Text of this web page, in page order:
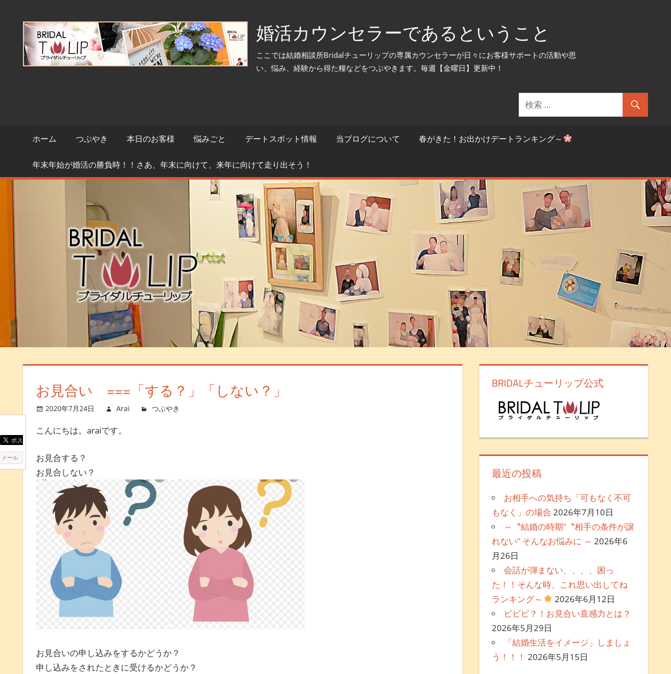
婚活カウンセラーであるということ
ここでは結婚相談所Bridalチューリップの専属カウンセラーが日々にお客様サポートの活動や思
い、悩み、経験から得た糧などをつぶやきます。毎週【金曜日】更新中！
ホーム つぶやき 本日のお客様 悩みごと デートスポット情報 当ブログについて 春がきた！お出かけデートランキング～
年末年始が婚活の勝負時！！さあ、年末に向けて、来年に向けて走り出そう！
お見合い ===「する？」「しない？」
2020年7月24日 Arai つぶやき
メール
こんにちは。araiです。
お見合する？
お見合しない？
お見合いの申し込みをするかどうか？
申し込みをされたときに受けるかどうか？
BRIDALチューリップ公式
最近の投稿
お相手への気持ち「可もなく不可
もなく」の場合 2026年7月10日
～〝結婚の時期″〝相手の条件が譲
れない″ そんなお悩みに ～ 2026年6
月26日
会話が弾まない、、、、困っ
た！！そんな時、これ思い出してね
ランキング～
2026年6月12日
ビビビ？！お見合い直感力とは？
2026年5月29日
「結婚生活をイメージ」しましょ
う！！！ 2026年5月15日